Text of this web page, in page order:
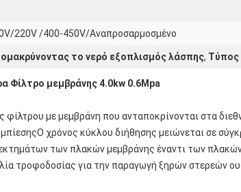
220V /400-450V/Αναπροσαρμοσμένο
το νερό εξοπλισμός λάσπης, Τύπος
Φίλτρο μεμβράνης 4.0kw 0.6Mpa
φίλτρου με μεμβράνη που ανταποκρίνονται στα
χρόνος κύκλου διήθησης μειώνεται σε
των πλακών μεμβράνης έναντι των
τροφοδοσίας για την παραγωγή ξηρών στερεών